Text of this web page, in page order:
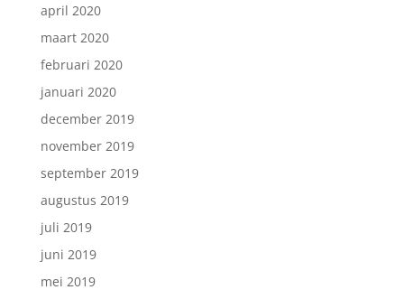
april 2020
maart 2020
februari 2020
januari 2020
december 2019
november 2019
september 2019
augustus 2019
juli 2019
juni 2019
mei 2019